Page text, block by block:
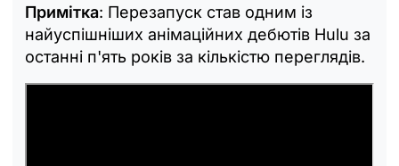
Примітка: Перезапуск став одним із
найуспішніших анімаційних дебютів Hulu за
останні п'ять років за кількістю переглядів.